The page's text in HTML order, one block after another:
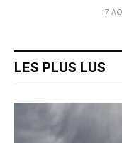
7
LES PLUS LUS